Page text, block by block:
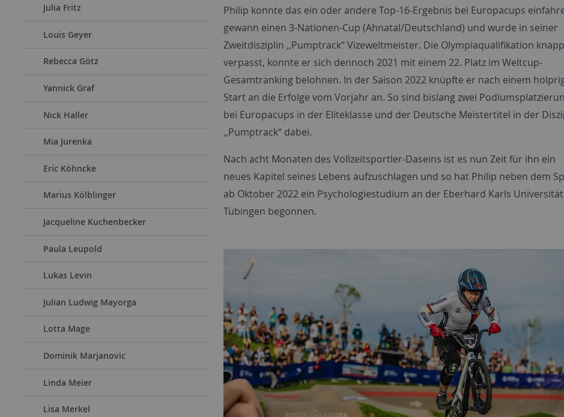
Julia Fritz
Louis Geyer
Rebecca Götz
Yannick Graf
Nick Haller
Mia Jurenka
Eric Köhncke
Marius Kölblinger
Jacqueline Kuchenbecker
Paula Leupold
Lukas Levin
Julian Ludwig Mayorga
Lotta Mage
Dominik Marjanovic
Linda Meier
Lisa Merkel
Philip konnte das ein oder andere Top-16-Ergebnis bei Europacups
gewann einen 3-Nationen-Cup (Ahnatal/Deutschland) und wurde in seiner
Zweitdisziplin ,,Pumptrack‘‘ Vizeweltmeister. Die Olympiaqualifikation knapp
verpasst, konnte er sich dennoch 2021 mit einem 22. Platz im Weltcup-
Gesamtranking belohnen. In der Saison 2022 knüpfte er nach einem
Start an die Erfolge vom Vorjahr an. So sind bislang zwei
bei Europacups in der Eliteklasse und der Deutsche Meistertitel in der
,,Pumptrack‘‘ dabei.
Nach acht Monaten des Vollzeitsportler-Daseins ist es nun Zeit für ihn ein
neues Kapitel seines Lebens aufzuschlagen und so hat Philip neben dem
ab Oktober 2022 ein Psychologiestudium an der Eberhard Karls Universität
Tübingen begonnen.